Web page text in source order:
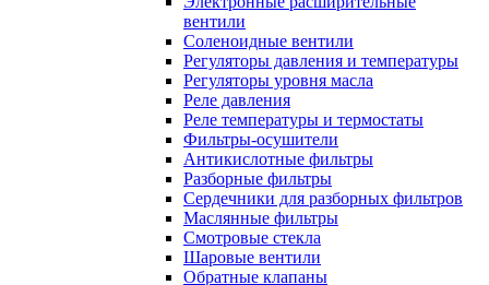
вентили
Соленоидные вентили
Регуляторы давления и температуры
Регуляторы уровня масла
Реле давления
Реле температуры и термостаты
Фильтры-осушители
Антикислотные фильтры
Разборные фильтры
Сердечники для разборных фильтров
Маслянные фильтры
Смотровые стекла
Шаровые вентили
Обратные клапаны